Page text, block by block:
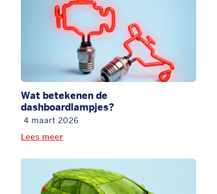
Wat betekenen de
dashboardlampjes?
4 maart 2026
Lees meer